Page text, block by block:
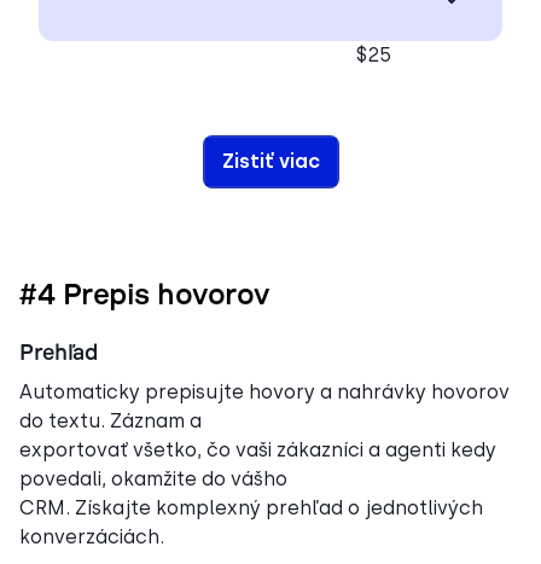
$25
Zistiť viac
#4 Prepis hovorov
Prehľad
Automaticky prepisujte hovory a nahrávky hovorov
do textu. Záznam a
exportovať všetko, čo vaši zákazníci a agenti kedy
povedali, okamžite do vášho
CRM. Získajte komplexný prehľad o jednotlivých
konverzáciách.